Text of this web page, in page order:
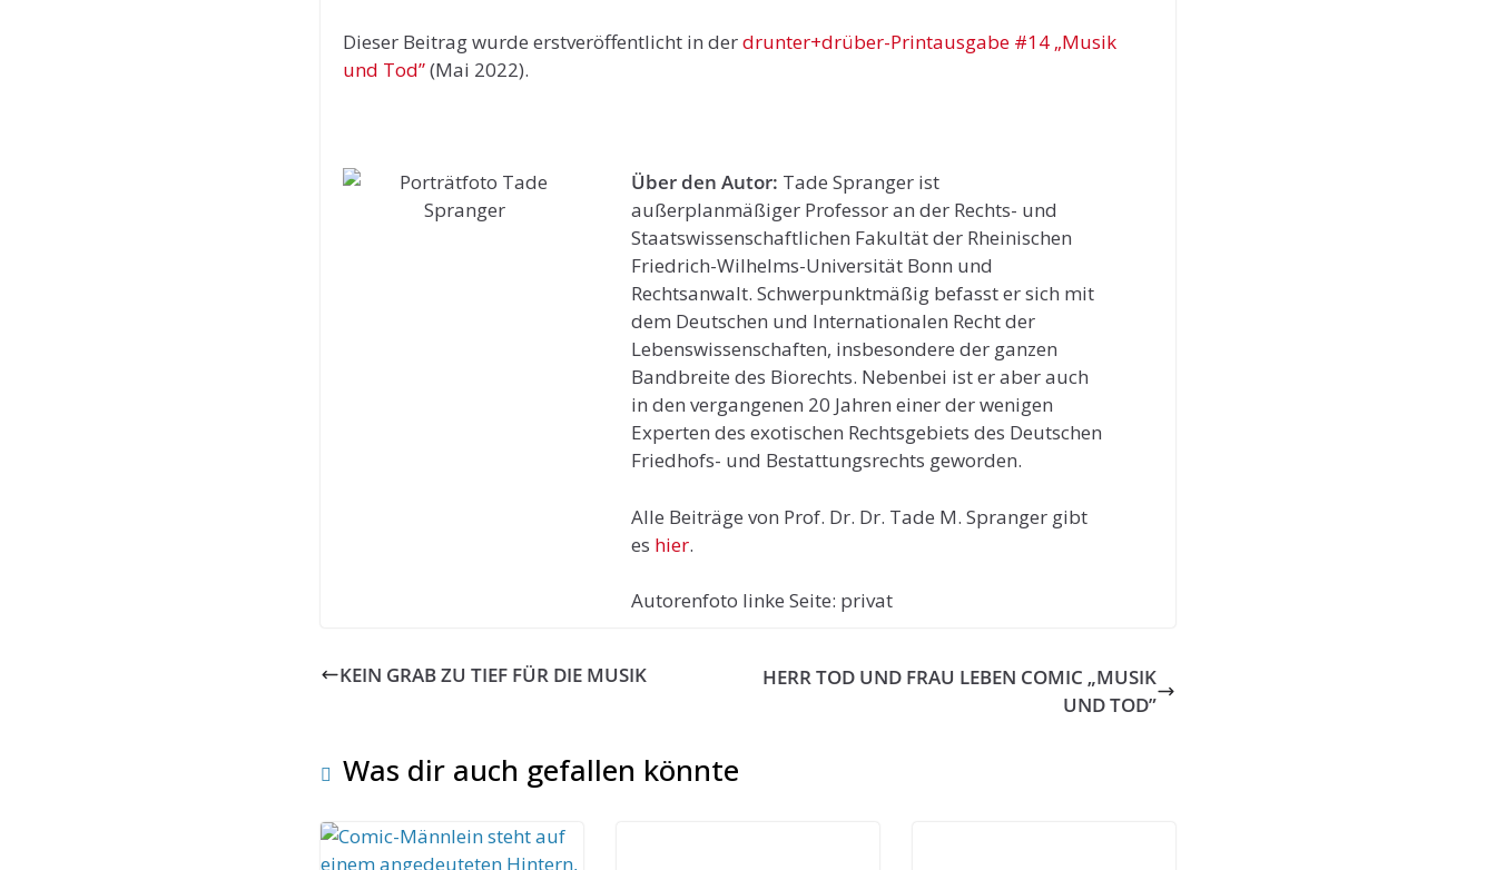
Dieser Beitrag wurde erstveröffentlicht in derdrunter+drüber-Printausgabe #14 „Musik
und Tod”(Mai 2022).
Über den Autor: Tade Spranger ist
außerplanmäßiger Professor an der Rechts- und
Staatswissenschaftlichen Fakultät der Rheinischen
Friedrich-Wilhelms-Universität Bonn und
Rechtsanwalt. Schwerpunktmäßig befasst er sich mit
dem Deutschen und Internationalen Recht der
Lebenswissenschaften, insbesondere der ganzen
Bandbreite des Biorechts. Nebenbei ist er aber auch
in den vergangenen 20 Jahren einer der wenigen
Experten des exotischen Rechtsgebiets des Deutschen
Friedhofs- und Bestattungsrechts geworden.
Alle Beiträge von Prof. Dr. Dr. Tade M. Spranger gibt
es hier.
Autorenfoto linke Seite: privat
KEIN GRAB ZU TIEF FÜR DIE MUSIK
HERR TOD UND FRAU LEBEN COMIC „MUSIK
UND TOD”
Was dir auch gefallen könnte